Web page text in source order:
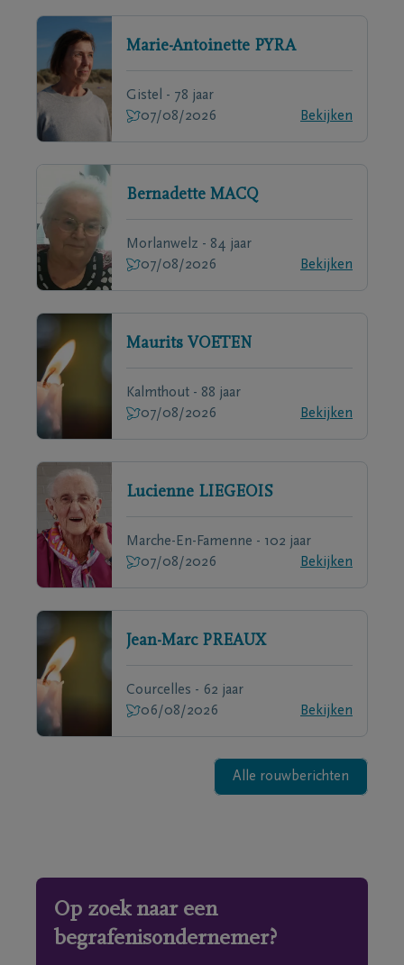
Marie-Antoinette PYRA
Gistel - 78 jaar
07/08/2026
Bekijken
Bernadette MACQ
Morlanwelz - 84 jaar
07/08/2026
Bekijken
Maurits VOETEN
Kalmthout - 88 jaar
07/08/2026
Bekijken
Lucienne LIEGEOIS
Marche-En-Famenne - 102 jaar
07/08/2026
Bekijken
Jean-Marc PREAUX
Courcelles - 62 jaar
06/08/2026
Bekijken
Alle rouwberichten
Op zoek naar een
begrafenisondernemer?